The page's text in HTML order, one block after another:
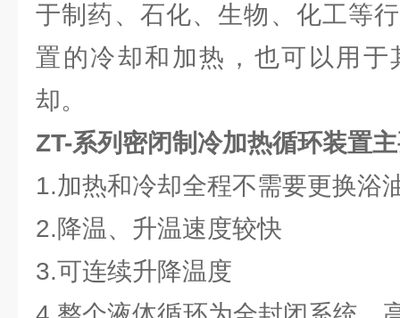
于制药、石化、生物、化工等
置的冷却和加热，也可以用
却。
ZT-系列密闭制冷加热循环装置
1.加热和冷却全程不需要更换浴
2.降温、升温速度较快
3.可连续升降温度